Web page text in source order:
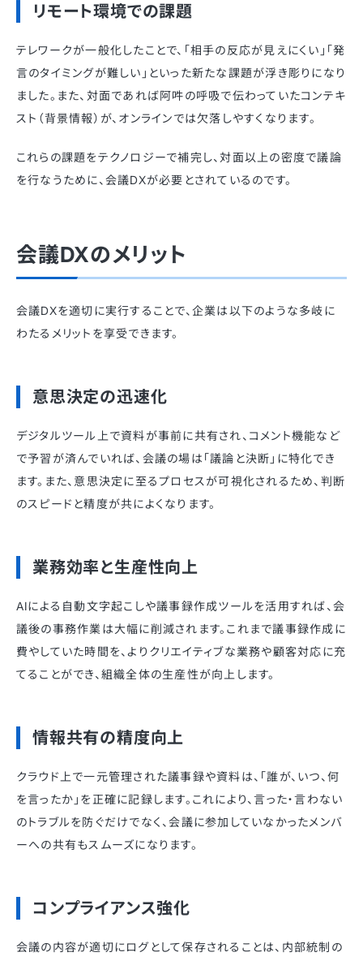
リモート環境での課題
テレワークが一般化したことで、「相手の反応が見えにくい」「発
言のタイミングが難しい」といった新たな課題が浮き彫りになり
ました。また、対面であれば阿吽の呼吸で伝わっていたコンテキ
スト（背景情報）が、オンラインでは欠落しやすくなります。
これらの課題をテクノロジーで補完し、対面以上の密度で議論
を行なうために、会議DXが必要とされているのです。
会議DXのメリット
会議DXを適切に実行することで、企業は以下のような多岐に
わたるメリットを享受できます。
意思決定の迅速化
デジタルツール上で資料が事前に共有され、コメント機能など
で予習が済んでいれば、会議の場は「議論と決断」に特化でき
ます。また、意思決定に至るプロセスが可視化されるため、判断
のスピードと精度が共によくなります。
業務効率と生産性向上
AIによる自動文字起こしや議事録作成ツールを活用すれば、会
議後の事務作業は大幅に削減されます。これまで議事録作成に
費やしていた時間を、よりクリエイティブな業務や顧客対応に充
てることができ、組織全体の生産性が向上します。
情報共有の精度向上
クラウド上で一元管理された議事録や資料は、「誰が、いつ、何
を言ったか」を正確に記録します。これにより、言った・言わない
のトラブルを防ぐだけでなく、会議に参加していなかったメンバ
ーへの共有もスムーズになります。
コンプライアンス強化
会議の内容が適切にログとして保存されることは、内部統制の